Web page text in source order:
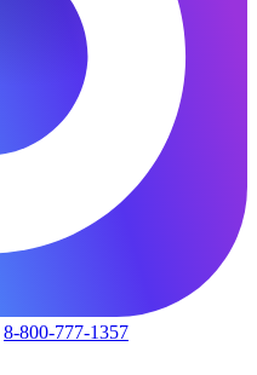
8-800-777-1357